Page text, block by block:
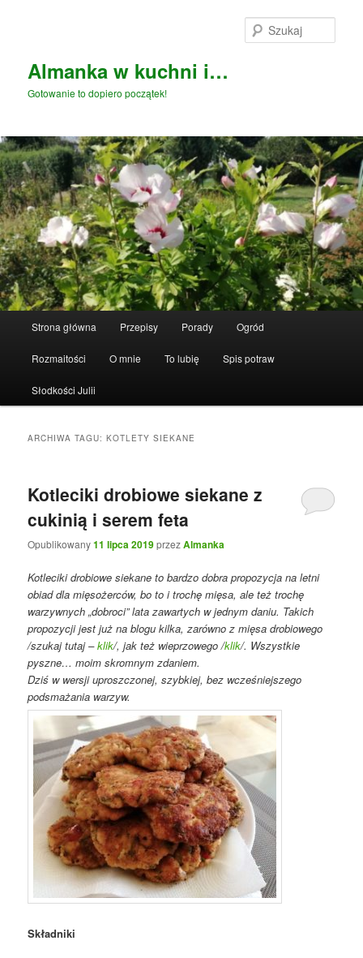
Almanka w kuchni i…
Gotowanie to dopiero początek!
Strona główna Przepisy Porady Ogród
Rozmaitości O mnie To lubię Spis potraw
Słodkości Julii
ARCHIWA TAGU:KOTLETY SIEKANE
Kotleciki drobiowe siekane z
cukinią i serem feta
Opublikowany11 lipca 2019przezAlmanka
Kotleciki drobiowe siekane to bardzo dobra propozycja na letni
obiad dla mięsożerców, bo to i trochę mięsa, ale też trochę
warzywnych „dobroci” lata zawartych w jednym daniu. Takich
propozycji jest już na blogu kilka, zarówno z mięsa drobiowego
/szukaj tutaj –klik/, jak też wieprzowego /klik/. Wszystkie
pyszne… moim skromnym zdaniem.
Dziś w wersji uproszczonej, szybkiej, bez wcześniejszego
podsmażania warzyw.
Składniki